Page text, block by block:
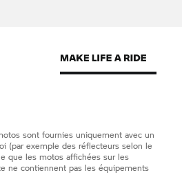
sont fournies uniquement avec un
(par exemple des réflecteurs selon le
que les motos affichées sur les
ne contiennent pas les équipements